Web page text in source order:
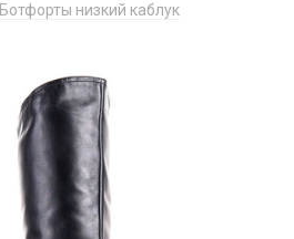
Ботфорты низкий каблук